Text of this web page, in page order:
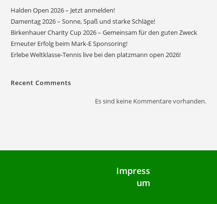
Halden Open 2026 – Jetzt anmelden!
Damentag 2026 – Sonne, Spaß und starke Schläge!
Birkenhauer Charity Cup 2026 – Gemeinsam für den guten Zweck
Erneuter Erfolg beim Mark-E Sponsoring!
Erlebe Weltklasse-Tennis live bei den platzmann open 2026!
Recent Comments
Es sind keine Kommentare vorhanden.
Impress
um